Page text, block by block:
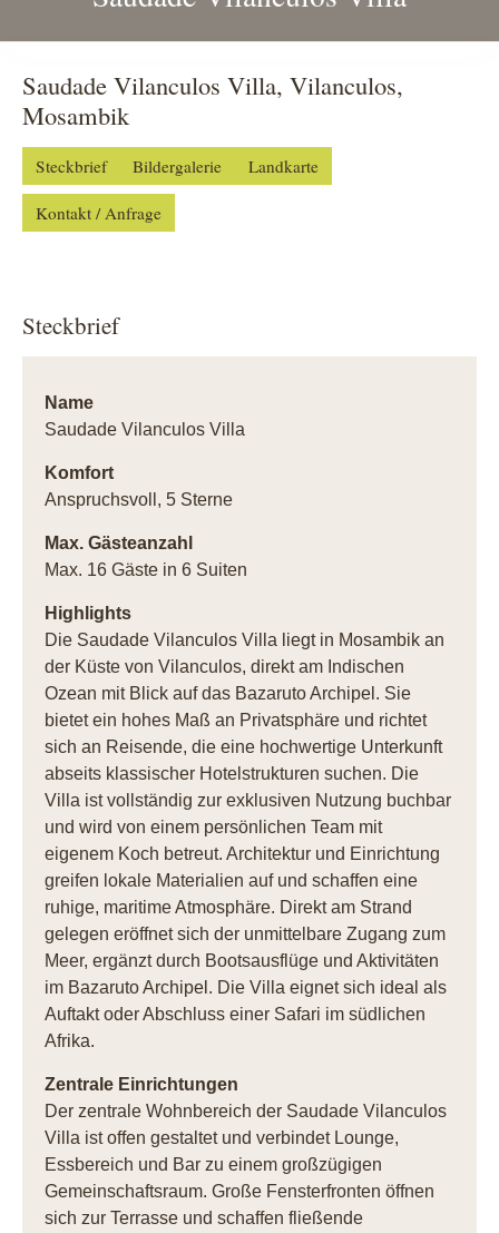
Saudade Vilanculos Villa, Vilanculos,
Mosambik
Steckbrief Bildergalerie Landkarte
Kontakt / Anfrage
Steckbrief
Name
Saudade Vilanculos Villa
Komfort
Anspruchsvoll, 5 Sterne
Max. Gästeanzahl
Max. 16 Gäste in 6 Suiten
Highlights
Die Saudade Vilanculos Villa liegt in Mosambik an
der Küste von Vilanculos, direkt am Indischen
Ozean mit Blick auf das Bazaruto Archipel. Sie
bietet ein hohes Maß an Privatsphäre und richtet
sich an Reisende, die eine hochwertige Unterkunft
abseits klassischer Hotelstrukturen suchen. Die
Villa ist vollständig zur exklusiven Nutzung buchbar
und wird von einem persönlichen Team mit
eigenem Koch betreut. Architektur und Einrichtung
greifen lokale Materialien auf und schaffen eine
ruhige, maritime Atmosphäre. Direkt am Strand
gelegen eröffnet sich der unmittelbare Zugang zum
Meer, ergänzt durch Bootsausflüge und Aktivitäten
im Bazaruto Archipel. Die Villa eignet sich ideal als
Auftakt oder Abschluss einer Safari im südlichen
Afrika.
Zentrale Einrichtungen
Der zentrale Wohnbereich der Saudade Vilanculos
Villa ist offen gestaltet und verbindet Lounge,
Essbereich und Bar zu einem großzügigen
Gemeinschaftsraum. Große Fensterfronten öffnen
sich zur Terrasse und schaffen fließende